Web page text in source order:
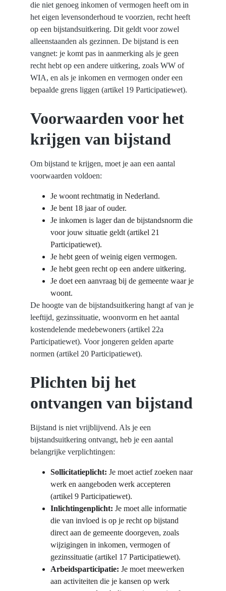
die niet genoeg inkomen of vermogen heeft om in
het eigen levensonderhoud te voorzien, recht heeft
op een bijstandsuitkering. Dit geldt voor zowel
alleenstaanden als gezinnen. De bijstand is een
vangnet: je komt pas in aanmerking als je geen
recht hebt op een andere uitkering, zoals WW of
WIA, en als je inkomen en vermogen onder een
bepaalde grens liggen (artikel 19 Participatiewet).
Voorwaarden voor het
krijgen van bijstand
Om bijstand te krijgen, moet je aan een aantal
voorwaarden voldoen:
Je woont rechtmatig in Nederland.
Je bent 18 jaar of ouder.
Je inkomen is lager dan de bijstandsnorm die
voor jouw situatie geldt (artikel 21
Participatiewet).
Je hebt geen of weinig eigen vermogen.
Je hebt geen recht op een andere uitkering.
Je doet een aanvraag bij de gemeente waar je
woont.
De hoogte van de bijstandsuitkering hangt af van je
leeftijd, gezinssituatie, woonvorm en het aantal
kostendelende medebewoners (artikel 22a
Participatiewet). Voor jongeren gelden aparte
normen (artikel 20 Participatiewet).
Plichten bij het
ontvangen van bijstand
Bijstand is niet vrijblijvend. Als je een
bijstandsuitkering ontvangt, heb je een aantal
belangrijke verplichtingen:
Sollicitatieplicht: Je moet actief zoeken naar
werk en aangeboden werk accepteren
(artikel 9 Participatiewet).
Inlichtingenplicht: Je moet alle informatie
die van invloed is op je recht op bijstand
direct aan de gemeente doorgeven, zoals
wijzigingen in inkomen, vermogen of
gezinssituatie (artikel 17 Participatiewet).
Arbeidsparticipatie: Je moet meewerken
aan activiteiten die je kansen op werk